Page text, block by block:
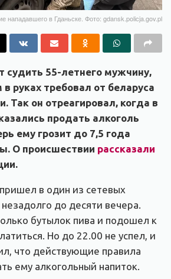
нападавшего в Гданьске. Фото: gdansk.policja.gov.pl
судить 55-летнего мужчину,
руках требовал от беларуса
Так он отреагировал, когда в
продать алкоголь
ему грозит до 7,5 года
О происшествии рассказали
в один из сетевых
до десяти вечера.
бутылок пива и подошел к
Но до 22.00 не успел, и
что действующие правила
ему алкогольный напиток.